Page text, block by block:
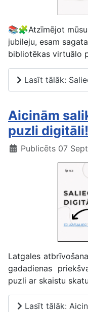
📚🧩Atzīmējot
jubileju, esam
bibliotēkas virtuālo
Lasīt tālāk:
Aicinām
puzli digitāli!
Publicēts 07
Latgales
gadadienas
puzli ar skaistu
Lasīt tālāk: